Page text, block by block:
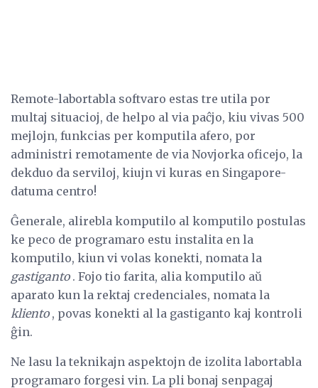
Remote-labortabla softvaro estas tre utila por
multaj situacioj, de helpo al via paĉjo, kiu vivas 500
mejlojn, funkcias per komputila afero, por
administri remotamente de via Novjorka oficejo, la
dekduo da serviloj, kiujn vi kuras en Singapore-
datuma centro!
Ĝenerale, alirebla komputilo al komputilo postulas
ke peco de programaro estu instalita en la
komputilo, kiun vi volas konekti, nomata la
gastiganto. Fojo tio farita, alia komputilo aŭ
aparato kun la rektaj credenciales, nomata la
kliento, povas konekti al la gastiganto kaj kontroli
ĝin.
Ne lasu la teknikajn aspektojn de izolita labortabla
programaro forgesi vin. La pli bonaj senpagaj